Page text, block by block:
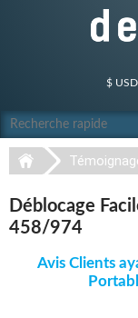
$ USD
Déblocage
458/974
Avis Clients